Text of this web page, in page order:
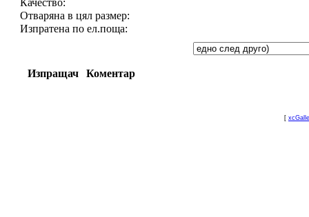
Качество:
Отваряна в цял размер:
Изпратена по ел.поща:
Изпращач Коментар
[